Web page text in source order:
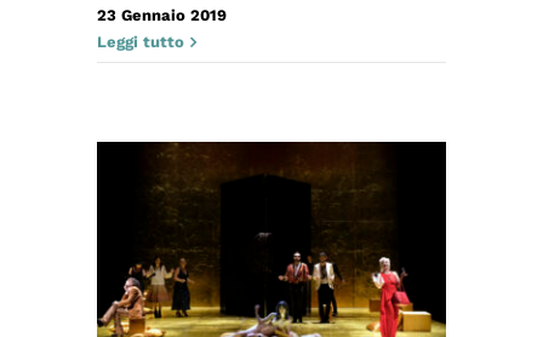
23 Gennaio 2019
Leggi tutto